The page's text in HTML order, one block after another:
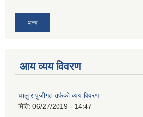
अन्य
आय व्यय विवरण
चालु र पुजीगत तर्फको व्यय विवरण
मिति: 06/27/2019 - 14:47